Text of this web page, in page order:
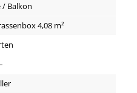
/ Balkon
4,08 m²